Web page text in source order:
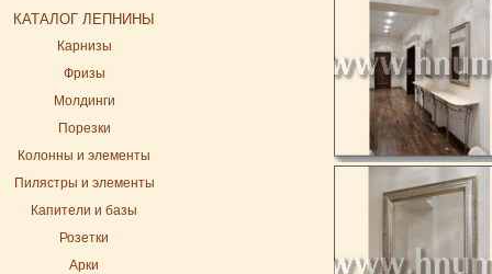
КАТАЛОГ ЛЕПНИНЫ
Карнизы
Фризы
Молдинги
Порезки
Колонны и элементы
Пилястры и элементы
Капители и базы
Розетки
Арки